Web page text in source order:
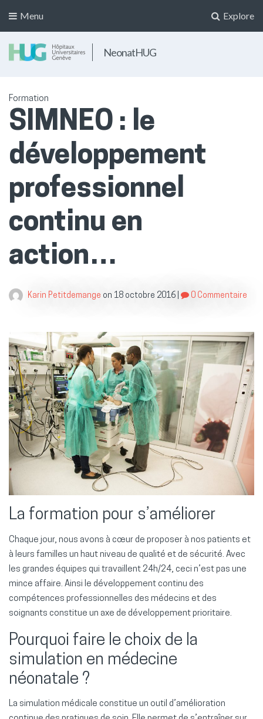
Explore
Menu
NeonatHUG
Formation
SIMNEO : le
développement
professionnel
continu en
action…
Karin Petitdemange on 18 octobre 2016 0 Commentaire
La formation pour s’améliorer
Chaque jour, nous avons à cœur de proposer à nos patients et
à leurs familles un haut niveau de qualité et de sécurité. Avec
les grandes équipes qui travaillent 24h/24, ceci n’est pas une
mince affaire. Ainsi le développement continu des
compétences professionnelles des médecins et des
soignants constitue un axe de développement prioritaire.
Pourquoi faire le choix de la
simulation en médecine
néonatale ?
La simulation médicale constitue un outil d’amélioration